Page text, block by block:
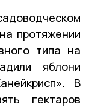
протяжении
типа на
яблони
В
гектаров